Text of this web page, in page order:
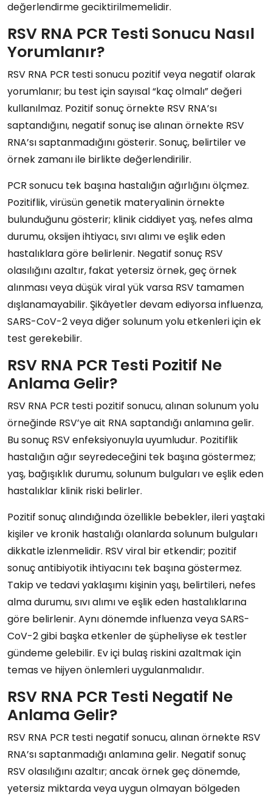
değerlendirme geciktirilmemelidir.
RSV RNA PCR Testi Sonucu Nasıl
Yorumlanır?
RSV RNA PCR testi sonucu pozitif veya negatif olarak
yorumlanır; bu test için sayısal “kaç olmalı” değeri
kullanılmaz. Pozitif sonuç örnekte RSV RNA’sı
saptandığını, negatif sonuç ise alınan örnekte RSV
RNA’sı saptanmadığını gösterir. Sonuç, belirtiler ve
örnek zamanı ile birlikte değerlendirilir.
PCR sonucu tek başına hastalığın ağırlığını ölçmez.
Pozitiflik, virüsün genetik materyalinin örnekte
bulunduğunu gösterir; klinik ciddiyet yaş, nefes alma
durumu, oksijen ihtiyacı, sıvı alımı ve eşlik eden
hastalıklara göre belirlenir. Negatif sonuç RSV
olasılığını azaltır, fakat yetersiz örnek, geç örnek
alınması veya düşük viral yük varsa RSV tamamen
dışlanamayabilir. Şikâyetler devam ediyorsa influenza,
SARS-CoV-2 veya diğer solunum yolu etkenleri için ek
test gerekebilir.
RSV RNA PCR Testi Pozitif Ne
Anlama Gelir?
RSV RNA PCR testi pozitif sonucu, alınan solunum yolu
örneğinde RSV’ye ait RNA saptandığı anlamına gelir.
Bu sonuç RSV enfeksiyonuyla uyumludur. Pozitiflik
hastalığın ağır seyredeceğini tek başına göstermez;
yaş, bağışıklık durumu, solunum bulguları ve eşlik eden
hastalıklar klinik riski belirler.
Pozitif sonuç alındığında özellikle bebekler, ileri yaştaki
kişiler ve kronik hastalığı olanlarda solunum bulguları
dikkatle izlenmelidir. RSV viral bir etkendir; pozitif
sonuç antibiyotik ihtiyacını tek başına göstermez.
Takip ve tedavi yaklaşımı kişinin yaşı, belirtileri, nefes
alma durumu, sıvı alımı ve eşlik eden hastalıklarına
göre belirlenir. Aynı dönemde influenza veya SARS-
CoV-2 gibi başka etkenler de şüpheliyse ek testler
gündeme gelebilir. Ev içi bulaş riskini azaltmak için
temas ve hijyen önlemleri uygulanmalıdır.
RSV RNA PCR Testi Negatif Ne
Anlama Gelir?
RSV RNA PCR testi negatif sonucu, alınan örnekte RSV
RNA’sı saptanmadığı anlamına gelir. Negatif sonuç
RSV olasılığını azaltır; ancak örnek geç dönemde,
yetersiz miktarda veya uygun olmayan bölgeden